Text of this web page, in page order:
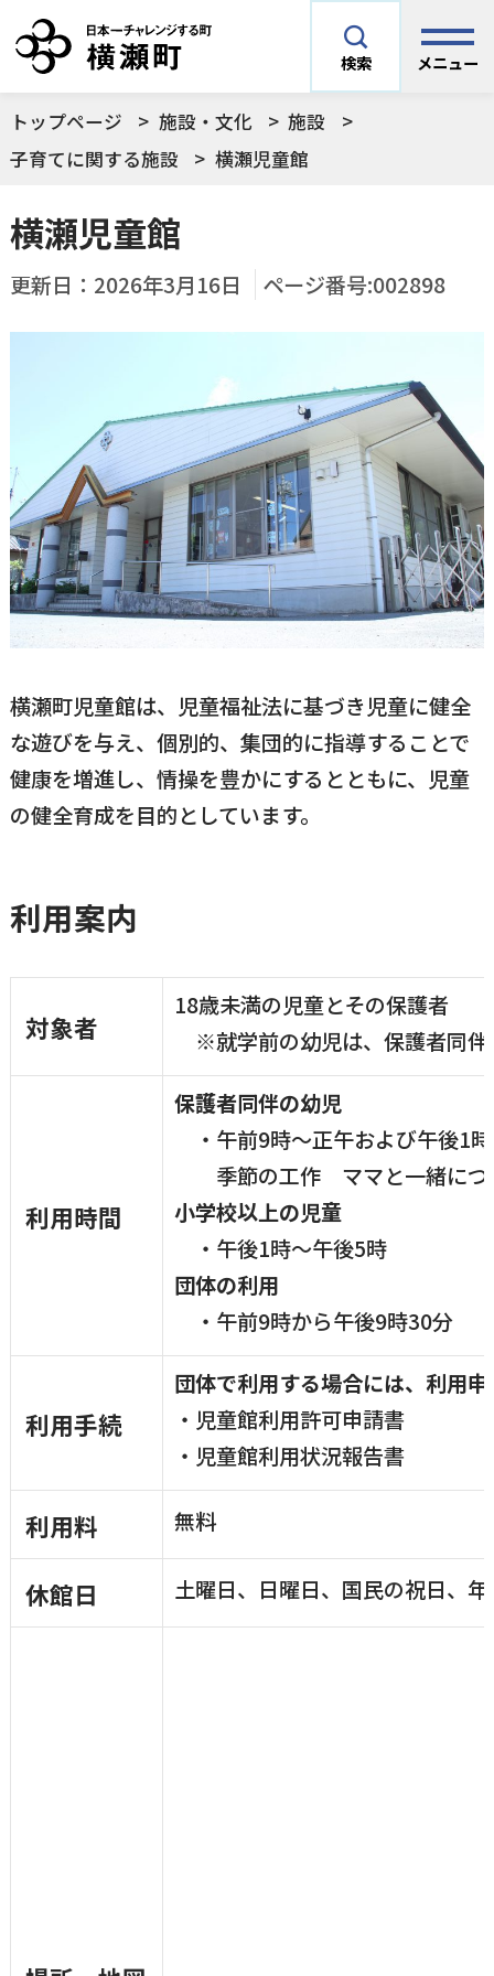
検索 メニュー
サイト内検索
安全安心情報
できごとや場面から探す
結婚・妊娠／出産
育児／子育て
予防接種／健診など
入学／転入学
高齢者の方
おくやみ
手続きから探す
印鑑登録 戸籍の届出
国民健康保険 マイナンバー
各種申請書
横瀬町の施設
横瀬のふるさと納税
横瀬町の観光
小児科オンライン
よこハグ
手続きガイド
横瀬町（町長） へのご意見等
横瀬町公式note
暮らしの便利帳「わかる」
暮らし・手続き・
健康・福祉
子育て・教育・生
涯学習
施設・文化 事業者の方向け
横瀬町のこと 広報・メディア
横瀬町役場
TEL 0494-25-0111
窓口案内 トップページ
メニューを閉じる
トップページ 施設・文化
施設
子育てに関する施設
横瀬児童館
横瀬児童館
更新日： 2026年3月16日 ページ番号:002898
横瀬町児童館は、児童福祉法に基づき児童に健全
な遊びを与え、個別的、集団的に指導することで
健康を増進し、情操を豊かにするとともに、児童
の健全育成を目的としています。
利用案内
対象者
18歳未満の児童とその保護者
※就学前の幼児は、保護者同伴
利用時間
保護者同伴の幼児
・午前9時～正午および午後1
季節の工作 ママと一緒につ
小学校以上の児童
・午後1時～午後5時
団体の利用
・午前9時から午後9時30分
利用手続
団体で利用する場合には、利用
・児童館利用許可申請書
・児童館利用状況報告書
利用料 無料
休館日 土曜日、日曜日、国民の祝日、